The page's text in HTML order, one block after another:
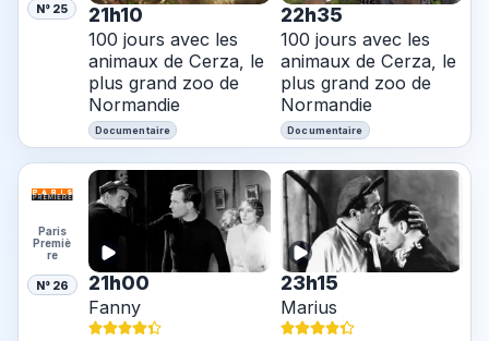
N° 25 21h10
100 jours avec les
animaux de Cerza, le
plus grand zoo de
Normandie
Documentaire
22h35
100 jours avec les
animaux de Cerza, le
plus grand zoo de
Normandie
Documentaire
Paris
Premiè
re
N° 26 21h00
Fanny
23h15
Marius